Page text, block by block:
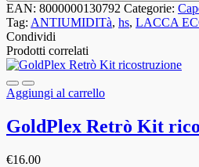
EAN: 8000000130792 Categorie:
Tag: ANTIUMIDITà, hs, LACCA
Condividi
Prodotti correlati
Aggiungi al carrello
GoldPlex Retrò Kit
€16.00